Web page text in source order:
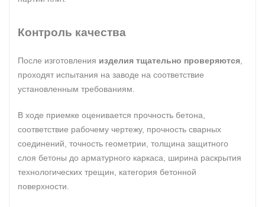
Контроль качества
После изготовления изделия тщательно проверяются
проходят испытания на заводе на соответствие
установленным требованиям.
В ходе приемке оценивается прочность бетона,
соответствие рабочему чертежу, прочность сварных
соединений, точность геометрии, толщина защитного
слоя бетоны до арматурного каркаса, ширина раскрытия
технологических трещин, категория бетонной
поверхности.